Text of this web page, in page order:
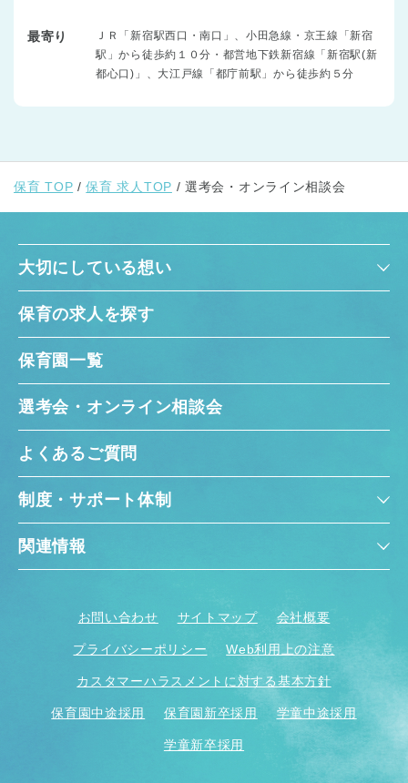
最寄り
ＪＲ「新宿駅西口・南口」、小田急線・京王線「新宿
駅」から徒歩約１０分・都営地下鉄新宿線「新宿駅(新
都心口)」、大江戸線「都庁前駅」から徒歩約５分
保育 TOP 保育 求人TOP 選考会・オンライン相談会
大切にしている想い
保育の求人を探す
保育園一覧
選考会・オンライン相談会
よくあるご質問
制度・サポート体制
関連情報
お問い合わせ サイトマップ 会社概要
プライバシーポリシー Web利用上の注意
カスタマーハラスメントに対する基本方針
保育園中途採用 保育園新卒採用 学童中途採用
学童新卒採用